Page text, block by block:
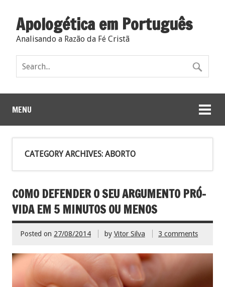
Apologética em Português
Analisando a Razão da Fé Cristã
MENU
CATEGORY ARCHIVES: ABORTO
COMO DEFENDER O SEU ARGUMENTO PRÓ-
VIDA EM 5 MINUTOS OU MENOS
Posted on 27/08/2014 by Vitor Silva 3 comments